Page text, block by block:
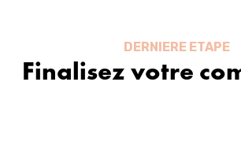
DERNIERE ETAPE
Finalisez votre